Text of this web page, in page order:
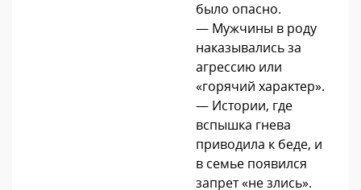
было опасно.
— Мужчины в роду
наказывались за
агрессию или
«горячий характер».
— Истории, где
вспышка гнева
приводила к беде, и
в семье появился
запрет «не злись».